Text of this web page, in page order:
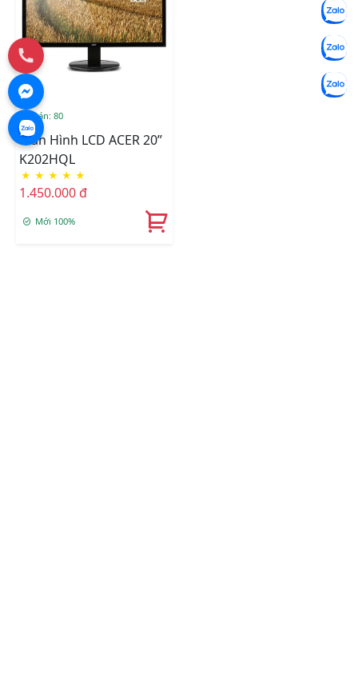
Đã bán: 80
Màn Hình LCD ACER 20”
K202HQL
★ ★ ★ ★ ★
1.450.000 đ
Mới 100%